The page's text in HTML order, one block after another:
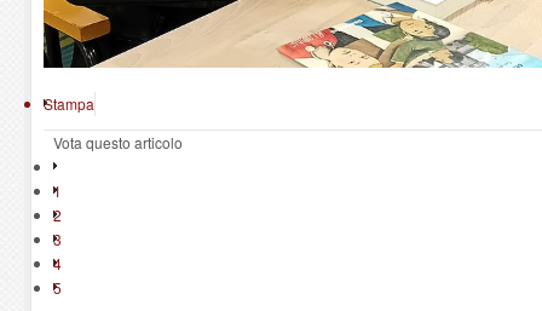
Stampa
Vota questo articolo
1
2
3
4
5